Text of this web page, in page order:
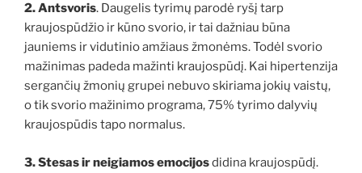
2. Antsvoris. Daugelis tyrimų parodė ryšį tarp
kraujospūdžio ir kūno svorio, ir tai dažniau būna
jauniems ir vidutinio amžiaus žmonėms. Todėl svorio
mažinimas padeda mažinti kraujospūdį. Kai hipertenzija
sergančių žmonių grupei nebuvo skiriama jokių vaistų,
o tik svorio mažinimo programa, 75% tyrimo dalyvių
kraujospūdis tapo normalus.
3.Stesas ir neigiamos emocijosdidina kraujospūdį.